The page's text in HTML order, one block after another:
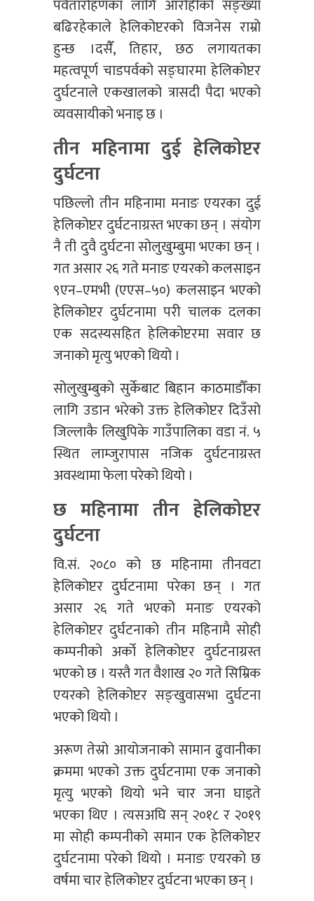
पर्वतारोहणका लागि आरोहीको सङ्ख्या
बढिरहेकाले हेलिकोप्टरको विजनेस राम्रो
हुन्छ ।दसैँ, तिहार, छठ लगायतका
महत्वपूर्ण चाडपर्वको सङ्घारमा हेलिकोप्टर
दुर्घटनाले एकखालको त्रासदी पैदा भएको
व्यवसायीको भनाइ छ ।
तीन महिनामा दुई हेलिकोप्टर
दुर्घटना
पछिल्लो तीन महिनामा मनाङ एयरका दुई
हेलिकोप्टर दुर्घटनाग्रस्त भएका छन् । संयोग
नै ती दुवै दुर्घटना सोलुखुम्बुमा भएका छन् ।
गत असार २६ गते मनाङ एयरको कलसाइन
९एन–एमभी (एएस–५०) कलसाइन भएको
हेलिकोप्टर दुर्घटनामा परी चालक दलका
एक सदस्यसहित हेलिकोप्टरमा सवार छ
जनाको मृत्यु भएको थियो ।
सोलुखुम्बुको सुर्केबाट बिहान काठमाडौँका
लागि उडान भरेको उक्त हेलिकोप्टर दिउँसो
जिल्लाकै लिखुपिके गाउँपालिका वडा नं. ५
स्थित लाम्जुरापास नजिक दुर्घटनाग्रस्त
अवस्थामा फेला परेको थियो ।
छ महिनामा तीन हेलिकोप्टर
दुर्घटना
वि.सं. २०८० को छ महिनामा तीनवटा
हेलिकोप्टर दुर्घटनामा परेका छन् । गत
असार २६ गते भएको मनाङ एयरको
हेलिकोप्टर दुर्घटनाको तीन महिनामै सोही
कम्पनीको अर्को हेलिकोप्टर दुर्घटनाग्रस्त
भएको छ । यस्तै गत वैशाख २० गते सिम्रिक
एयरको हेलिकोप्टर सङ्खुवासभा दुर्घटना
भएको थियो ।
अरूण तेस्रो आयोजनाको सामान ढुवानीका
क्रममा भएको उक्त दुर्घटनामा एक जनाको
मृत्यु भएको थियो भने चार जना घाइते
भएका थिए । त्यसअघि सन् २०१८ र २०१९
मा सोही कम्पनीको समान एक हेलिकोप्टर
दुर्घटनामा परेको थियो । मनाङ एयरको छ
वर्षमा चार हेलिकोप्टर दुर्घटना भएका छन् ।